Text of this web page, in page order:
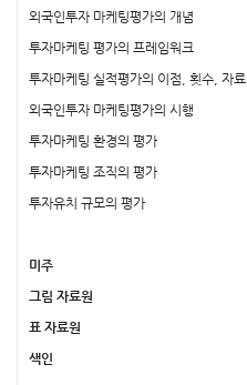
외국인투자 마케팅평가의 개념
투자마케팅 평가의 프레임워크
투자마케팅 실적평가의 이점, 횟수, 자료
외국인투자 마케팅평가의 시행
투자마케팅 환경의 평가
투자마케팅 조직의 평가
투자유치 규모의 평가
미주
그림 자료원
표 자료원
색인